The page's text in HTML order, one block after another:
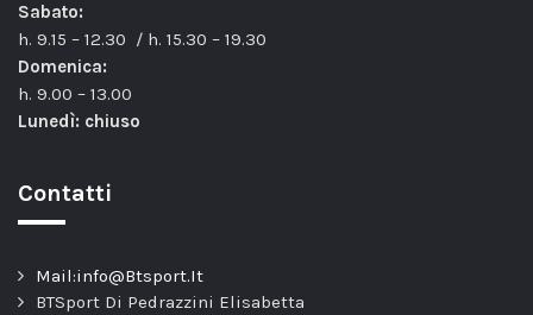
Sabato:
h. 9.15 – 12.30 / h. 15.30 – 19.30
Domenica:
h. 9.00 – 13.00
Lunedì: chiuso
Contatti
Mail:info@Btsport.It
BTSport Di Pedrazzini Elisabetta